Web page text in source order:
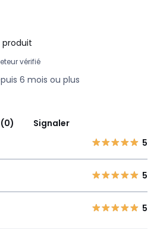
vérifié
6 mois ou plus
Signaler
5
5
5